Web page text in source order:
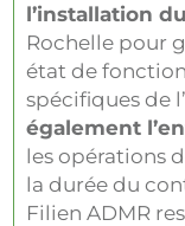
l’installation
Rochelle pour
état de
spécifiques de
également
les opérations
la durée du
Filien ADMR